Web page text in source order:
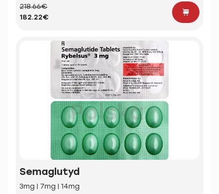
218.66€
182.22€
Semaglutyd
3mg | 7mg | 14mg